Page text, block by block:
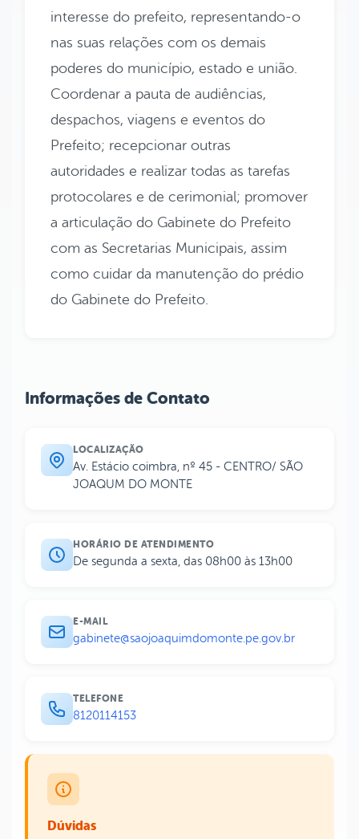
interesse do prefeito, representando-o
nas suas relações com os demais
poderes do município, estado e união.
Coordenar a pauta de audiências,
despachos, viagens e eventos do
Prefeito; recepcionar outras
autoridades e realizar todas as tarefas
protocolares e de cerimonial; promover
a articulação do Gabinete do Prefeito
com as Secretarias Municipais, assim
como cuidar da manutenção do prédio
do Gabinete do Prefeito.
Informações de Contato
LOCALIZAÇÃO
Av. Estácio coimbra, nº 45 - CENTRO/ SÃO
JOAQUM DO MONTE
HORÁRIO DE ATENDIMENTO
De segunda a sexta, das 08h00 às 13h00
E-MAIL
gabinete@saojoaquimdomonte.pe.gov.br
TELEFONE
8120114153
Dúvidas